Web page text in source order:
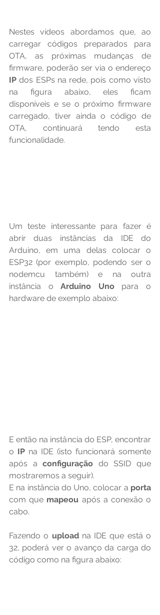
Nestes vídeos abordamos que, ao
carregar códigos preparados para
OTA, as próximas mudanças de
IP dos ESPs na rede, pois como visto
na figura abaixo, eles ficam
disponíveis e se o próximo firmware
carregado, tiver ainda o código de
OTA, continuará tendo esta
funcionalidade.
Um teste interessante para fazer é
abrir duas instâncias da IDE do
Arduino, em uma delas colocar o
ESP32 (por exemplo, podendo ser o
nodemcu também) e na outra
instância o Arduino Uno para o
hardware de exemplo abaixo:
E então na instância do ESP, encontrar
o IP na IDE (isto funcionará somente
após a configuração do SSID que
mostraremos a seguir).
E na instância do Uno, colocar a
com que mapeou após a conexão o
cabo.
Fazendo o upload na IDE que está o
32, poderá ver o avanço da carga do
código como na figura abaixo: